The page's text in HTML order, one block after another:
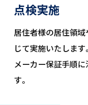
点検実施
居住者様の居住領域
じて実施いたします
メーカー保証手順
す。